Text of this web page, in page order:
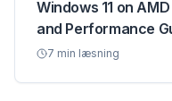
Windows 11 on
and Performance
7 min læsning